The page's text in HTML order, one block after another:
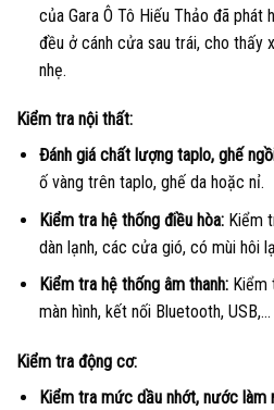
của Gara Ô Tô Hiếu Thảo đã phát
đều ở cánh cửa sau trái, cho
nhẹ.
Kiểm tra nội thất:
Đánh giá chất lượng taplo, ghế
ố vàng trên taplo, ghế da hoặc nỉ.
Kiểm tra hệ thống điều hòa:Kiểm
dàn lạnh, các cửa gió, có mùi hôi
Kiểm tra hệ thống âm thanh:Kiểm
màn hình, kết nối Bluetooth, USB,…
Kiểm tra động cơ:
Kiểm tra mức dầu nhớt, nước làm